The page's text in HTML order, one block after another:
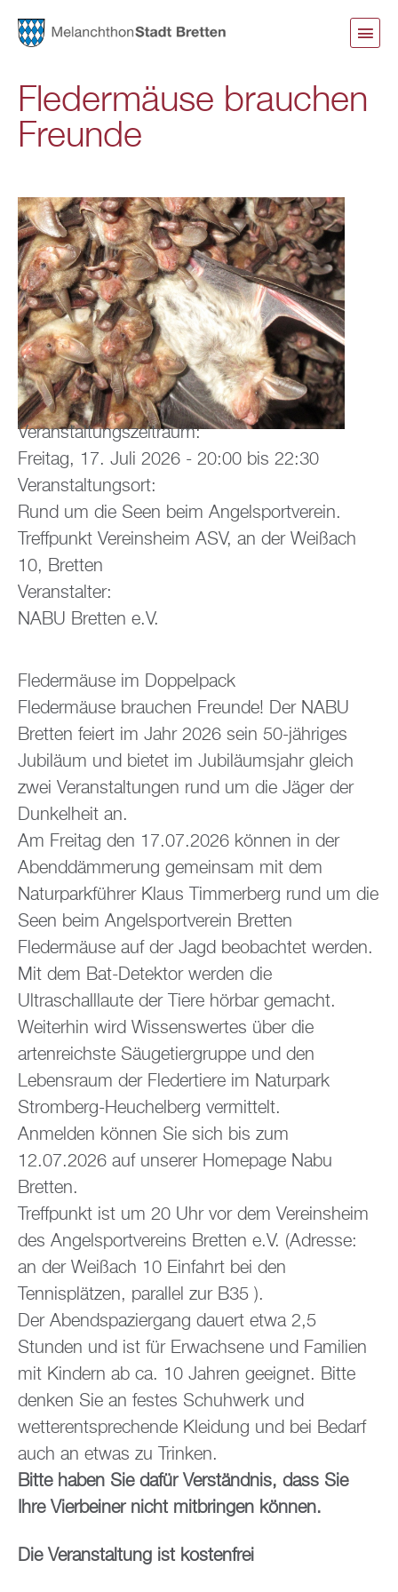
Fledermäuse brauchen
Freunde
Veranstaltungszeitraum:
Freitag, 17. Juli 2026 - 20:00 bis 22:30
Veranstaltungsort:
Rund um die Seen beim Angelsportverein.
Treffpunkt Vereinsheim ASV, an der Weißach
10, Bretten
Veranstalter:
NABU Bretten e.V.
Fledermäuse im Doppelpack
Fledermäuse brauchen Freunde! Der NABU
Bretten feiert im Jahr 2026 sein 50-jähriges
Jubiläum und bietet im Jubiläumsjahr gleich
zwei Veranstaltungen rund um die Jäger der
Dunkelheit an.
Am Freitag den 17.07.2026 können in der
Abenddämmerung gemeinsam mit dem
Naturparkführer Klaus Timmerberg rund um die
Seen beim Angelsportverein Bretten
Fledermäuse auf der Jagd beobachtet werden.
Mit dem Bat-Detektor werden die
Ultraschalllaute der Tiere hörbar gemacht.
Weiterhin wird Wissenswertes über die
artenreichste Säugetiergruppe und den
Lebensraum der Fledertiere im Naturpark
Stromberg-Heuchelberg vermittelt.
Anmelden können Sie sich bis zum
12.07.2026 auf unserer Homepage Nabu
Bretten.
Treffpunkt ist um 20 Uhr vor dem Vereinsheim
des Angelsportvereins Bretten e.V. (Adresse:
an der Weißach 10 Einfahrt bei den
Tennisplätzen, parallel zur B35 ).
Der Abendspaziergang dauert etwa 2,5
Stunden und ist für Erwachsene und Familien
mit Kindern ab ca. 10 Jahren geeignet. Bitte
denken Sie an festes Schuhwerk und
wetterentsprechende Kleidung und bei Bedarf
auch an etwas zu Trinken.
Bitte haben Sie dafür Verständnis, dass Sie
Ihre Vierbeiner nicht mitbringen können.
Die Veranstaltung ist kostenfrei